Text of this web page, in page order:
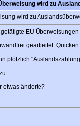
wird zu
wird zu
EU
gearbeitet.
plötzlich
etwas änderte?